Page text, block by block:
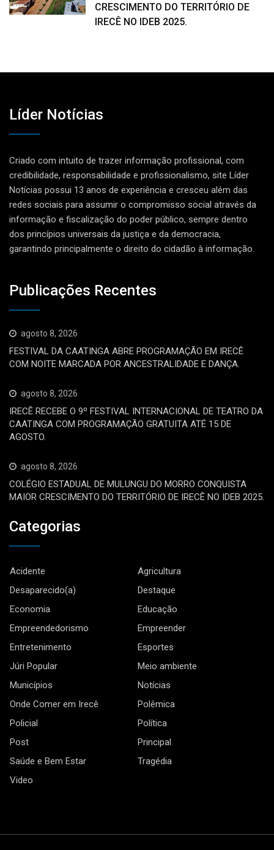
CRESCIMENTO DO TERRITÓRIO DE
IRECÊ NO IDEB 2025.
Líder Notícias
Criado com intuito de trazer informação profissional, com
credibilidade, responsabilidade e profissionalismo, site Líder
Notícias possui 13 anos de experiência e cresceu além das
redes sociais para assumir o compromisso social através da
informação e fiscalização do poder público, sempre dentro
dos princípios universais da justiça e da democracia,
garantindo principalmente o direito do cidadão à informação.
Publicações Recentes
agosto 8, 2026
FESTIVAL DA CAATINGA ABRE PROGRAMAÇÃO EM IRECÊ
COM NOITE MARCADA POR ANCESTRALIDADE E DANÇA.
agosto 8, 2026
IRECÊ RECEBE O 9º FESTIVAL INTERNACIONAL DE TEATRO DA
CAATINGA COM PROGRAMAÇÃO GRATUITA ATÉ 15 DE
AGOSTO.
agosto 8, 2026
COLÉGIO ESTADUAL DE MULUNGU DO MORRO CONQUISTA
MAIOR CRESCIMENTO DO TERRITÓRIO DE IRECÊ NO IDEB 2025.
Categorias
Acidente
Agricultura
Desaparecido(a)
Destaque
Economia
Educação
Empreendedorismo
Empreender
Entretenimento
Esportes
Júri Popular
Meio ambiente
Municípios
Notícias
Onde Comer em Irecê
Polêmica
Policial
Política
Post
Principal
Saúde e Bem Estar
Tragédia
Video